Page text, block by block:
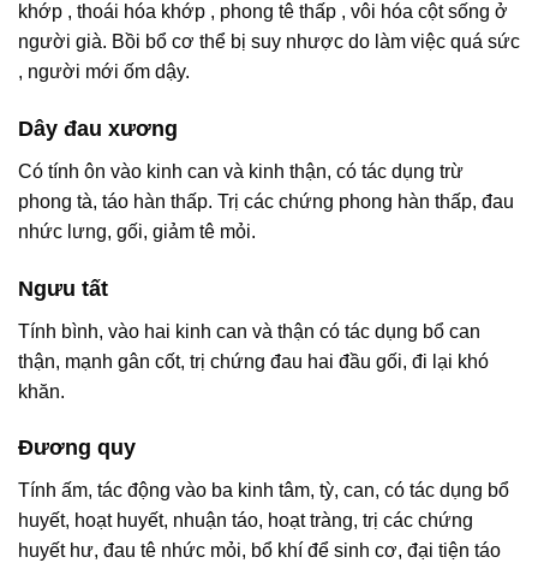
khớp , thoái hóa khớp , phong tê thấp , vôi hóa cột sống ở
người già. Bồi bổ cơ thể bị suy nhược do làm việc quá sức
, người mới ốm dậy.
Dây đau xương
Có tính ôn vào kinh can và kinh thận, có tác dụng trừ
phong tà, táo hàn thấp. Trị các chứng phong hàn thấp, đau
nhức lưng, gối, giảm tê mỏi.
Ngưu tất
Tính bình, vào hai kinh can và thận có tác dụng bổ can
thận, mạnh gân cốt, trị chứng đau hai đầu gối, đi lại khó
khăn.
Đương quy
Tính ấm, tác động vào ba kinh tâm, tỳ, can, có tác dụng bổ
huyết, hoạt huyết, nhuận táo, hoạt tràng, trị các chứng
huyết hư, đau tê nhức mỏi, bổ khí để sinh cơ, đại tiện táo